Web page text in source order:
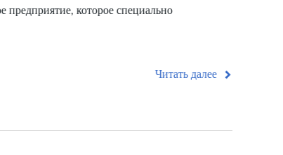
предприятие, которое специально
Читать далее